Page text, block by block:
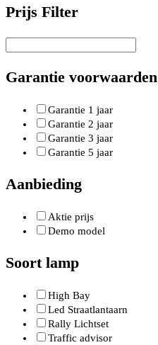
Prijs Filter
Garantie voorwaarden
Garantie 1 jaar
Garantie 2 jaar
Garantie 3 jaar
Garantie 5 jaar
Aanbieding
Aktie prijs
Demo model
Soort lamp
High Bay
Led Straatlantaarn
Rally Lichtset
Traffic advisor